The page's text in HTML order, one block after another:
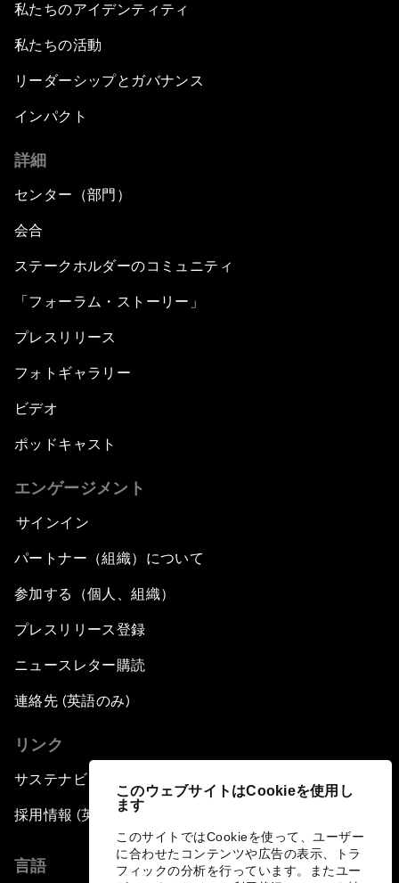
このウェブサイトはCookieを使用し
ます
このサイトではCookieを使って、ユーザー
に合わせたコンテンツや広告の表示、トラ
フィックの分析を行っています。またユー
私たちのアイデンティティ
私たちの活動
リーダーシップとガバナンス
インパクト
詳細
センター（部門）
会合
ステークホルダーのコミュニティ
「フォーラム・ストーリー」
プレスリリース
フォトギャラリー
ビデオ
ポッドキャスト
エンゲージメント
サインイン
パートナー（組織）について
参加する（個人、組織）
プレスリリース登録
ニュースレター購読
連絡先 (英語のみ)
リンク
サステナビリティへの取り組み
採用情報 (英語のみ)
言語